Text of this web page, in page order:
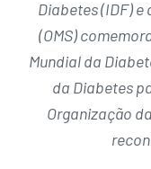
Diabetes (IDF)
(OMS)
Mundial da
da Diabetes
Organização